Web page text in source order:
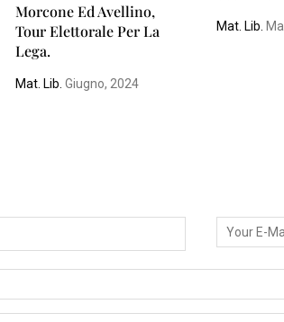
Morcone Ed Avellino,
Tour Elettorale Per La
Lega.
Mat. Lib. Giugno, 2024
Mat. Lib.